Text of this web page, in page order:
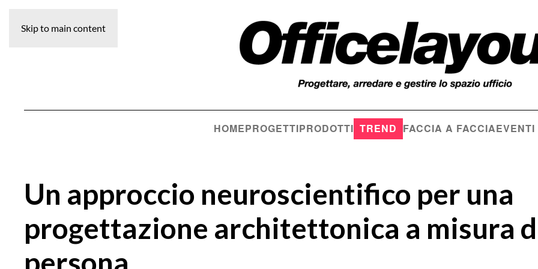
Skip to main content
HOMEPROGETTIPRODOTTI TREND FACCIA A FACCIAEVENTI
Un approccio neuroscientifico per una
progettazione architettonica a misura
persona